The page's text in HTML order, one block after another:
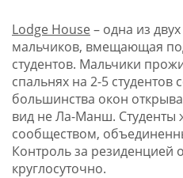
Lodge House – одна из
мальчиков, вмещающая
студентов. Мальчики
спальнях на 2-5 студентов
большинства окон
вид не Ла-Манш. Студенты
сообществом,
Контроль за резиденцией
круглосуточно.